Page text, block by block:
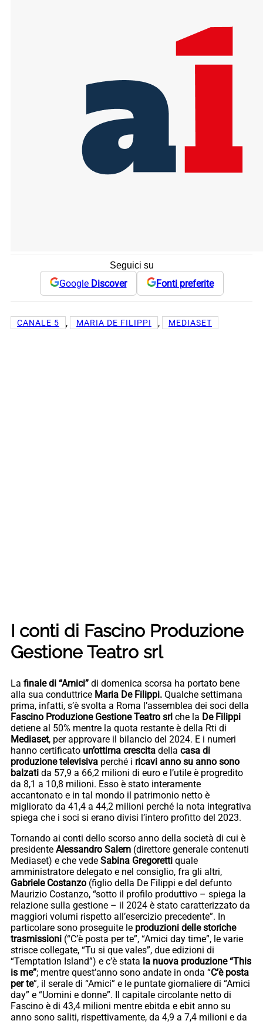
Seguici su
Google Discover Fonti preferite
CANALE 5 , MARIA DE FILIPPI , MEDIASET
I conti di Fascino Produzione
Gestione Teatro srl
La finale di “Amici” di domenica scorsa ha portato bene
alla sua conduttrice Maria De Filippi. Qualche settimana
prima, infatti, s’è svolta a Roma l’assemblea dei soci della
Fascino Produzione Gestione Teatro srl che la De Filippi
detiene al 50% mentre la quota restante è della Rti di
Mediaset, per approvare il bilancio del 2024. E i numeri
hanno certificato un’ottima crescita della casa di
produzione televisiva perché i ricavi anno su anno sono
balzati da 57,9 a 66,2 milioni di euro e l’utile è progredito
da 8,1 a 10,8 milioni. Esso è stato interamente
accantonato e in tal mondo il patrimonio netto è
migliorato da 41,4 a 44,2 milioni perché la nota integrativa
spiega che i soci si erano divisi l’intero profitto del 2023.
Tornando ai conti dello scorso anno della società di cui è
presidente Alessandro Salem (direttore generale contenuti
Mediaset) e che vede Sabina Gregoretti quale
amministratore delegato e nel consiglio, fra gli altri,
Gabriele Costanzo (figlio della De Filippi e del defunto
Maurizio Costanzo, “sotto il profilo produttivo – spiega la
relazione sulla gestione – il 2024 è stato caratterizzato da
maggiori volumi rispetto all’esercizio precedente”. In
particolare sono proseguite le produzioni delle storiche
trasmissioni (“C’è posta per te”, “Amici day time”, le varie
strisce collegate, “Tu si que vales”, due edizioni di
“Temptation Island”) e c’è stata la nuova produzione “This
is me”; mentre quest’anno sono andate in onda “C’è posta
per te”, il serale di “Amici” e le puntate giornaliere di “Amici
day” e “Uomini e donne”. Il capitale circolante netto di
Fascino è di 43,4 milioni mentre ebitda e ebit anno su
anno sono saliti, rispettivamente, da 4,9 a 7,4 milioni e da